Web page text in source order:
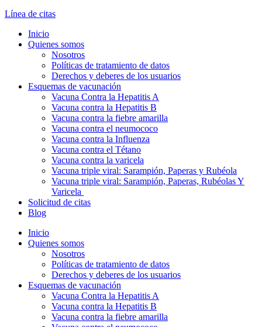
Línea de citas
Inicio
Quienes somos
Nosotros
Políticas de tratamiento de datos
Derechos y deberes de los usuarios
Esquemas de vacunación
Vacuna Contra la Hepatitis A
Vacuna contra la Hepatitis B
Vacuna contra la fiebre amarilla
Vacuna contra el neumococo
Vacuna contra la Influenza
Vacuna contra el Tétano
Vacuna contra la varicela
Vacuna triple viral: Sarampión, Paperas y Rubéola
Vacuna triple viral: Sarampión, Paperas, Rubéolas Y
Varicela
Solicitud de citas
Blog
Inicio
Quienes somos
Nosotros
Políticas de tratamiento de datos
Derechos y deberes de los usuarios
Esquemas de vacunación
Vacuna Contra la Hepatitis A
Vacuna contra la Hepatitis B
Vacuna contra la fiebre amarilla